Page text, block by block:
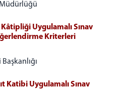
Uygulamalı Sınav
Kriterleri
Katibi Uygulamalı Sınav